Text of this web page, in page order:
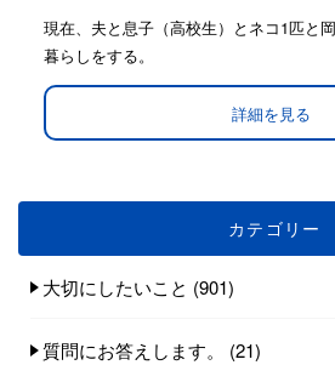
現在、夫と息子（高校生）とネコ1匹と
暮らしをする。
詳細を見る
カテゴリー
大切にしたいこと (901)
質問にお答えします。 (21)